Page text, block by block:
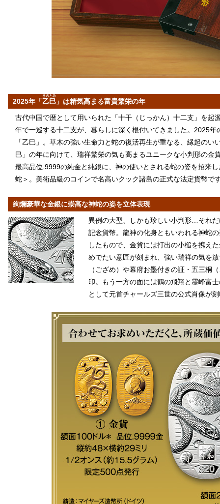
2025年「乙巳
きのとみ
」は精気高まる富貴繁栄の年
古代中国で暦として用いられた「十干（じっかん）十二支」を起
年で一巡する十二支が、暮らしに深く根付いてきました。2025年
「乙巳」。草木の強い生命力と蛇の復活再生が重なる、縁起のい
巳」の年に向けて、瑞祥繁栄の気も高まるユニークな小判形の金
最高品位.9999の純金と純銀に、神の使いとされる蛇の姿を招来
蛇＞。美術品級のコインで名高いクック諸島の正式な法定貨幣で
絢爛豪華な金銀に崇高な神蛇の姿を立体表現
異例の大型、しかも珍しい小判形…それ
記念貨幣。龍神の化身ともいわれる神蛇
したもので、金貨には打出の小槌を携え
めでたい意匠が刻まれ、強い瑞祥の気を
（ござめ）や幕府お墨付きの証・五三桐
印。もう一方の面には鶴の飛翔と霊峰富
として元首チャールズ三世の公式肖像が